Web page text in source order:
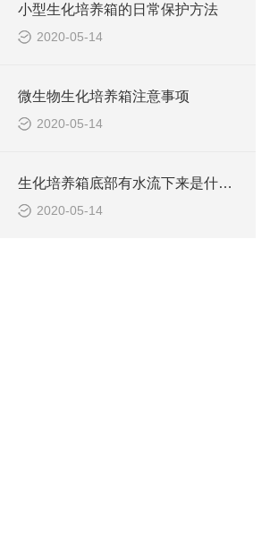
小型生化培养箱的日常保护方法
2020-05-14
微生物生化培养箱注意事项
2020-05-14
生化培养箱底部有水流下来是什么原因
2020-05-14